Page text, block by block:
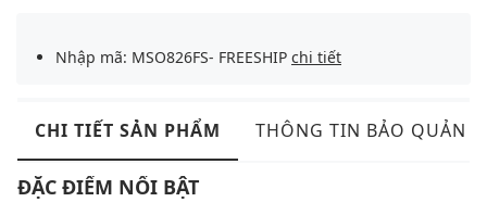
Nhập mã: MSO826FS- FREESHIP chi tiết
CHI TIẾT SẢN PHẨM THÔNG TIN BẢO QUẢN
ĐẶC ĐIỂM NỔI BẬT